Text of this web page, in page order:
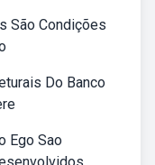
São Condições
Do Banco
Ego Sao